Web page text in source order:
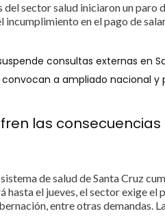
sector salud iniciaron un paro
incumplimiento en el pago de
consultas externas en
a ampliado nacional y
las
de salud de Santa Cruz
hasta el jueves, el sector exige
entre otras demandas.